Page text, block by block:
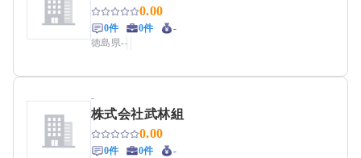
0.00
0件 0件
-
徳島県--
-
株式会社武林組
0.00
0件 0件
-